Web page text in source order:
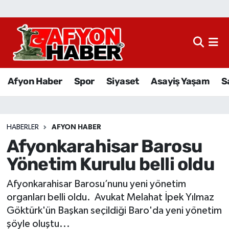
Afyon Haber Spor Siyaset Asayiş Yaşam
HABERLER AFYON HABER
Afyonkarahisar Barosu
Yönetim Kurulu belli oldu
Afyonkarahisar Barosu’nunu yeni yönetim
organları belli oldu. Avukat Melahat İpek Yılmaz
Göktürk'ün Başkan seçildiği Baro'da yeni yönetim
şöyle oluştu...
Afyon Haber
Sağlık
Eğitim
Sivil Toplum
Ekonomi